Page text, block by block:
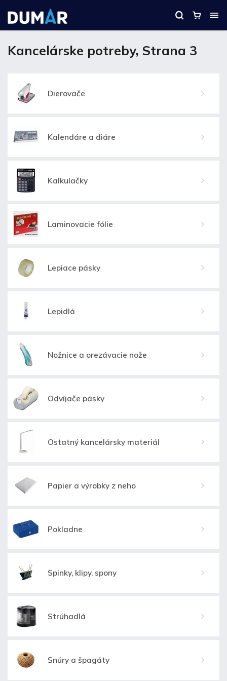
Kancelárske potreby, Strana 3
Dierovače
Kalendáre a diáre
Kalkulačky
Laminovacie fólie
Lepiace pásky
Lepidlá
Nožnice a orezávacie nože
Odvíjače pásky
Ostatný kancelársky materiál
Papier a výrobky z neho
Pokladne
Spinky, klipy, spony
Strúhadlá
Šnúry a špagáty